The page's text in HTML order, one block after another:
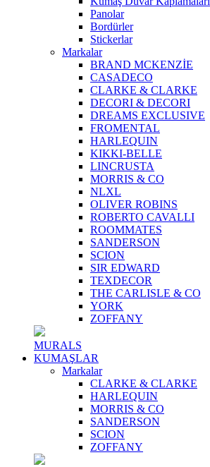
Panolar
Bordürler
Stickerlar
Markalar
BRAND MCKENZİE
CASADECO
CLARKE & CLARKE
DECORI & DECORI
DREAMS EXCLUSIVE
FROMENTAL
HARLEQUIN
KIKKI-BELLE
LINCRUSTA
MORRIS & CO
NLXL
OLIVER ROBINS
ROBERTO CAVALLI
ROOMMATES
SANDERSON
SCION
SIR EDWARD
TEXDECOR
THE CARLISLE & CO
YORK
ZOFFANY
MURALS
KUMAŞLAR
Markalar
CLARKE & CLARKE
HARLEQUIN
MORRIS & CO
SANDERSON
SCION
ZOFFANY